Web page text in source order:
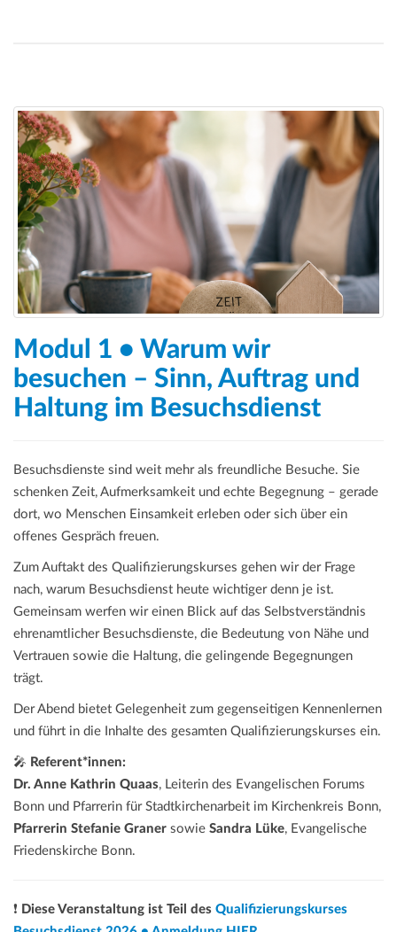
Modul 1 • Warum wir
besuchen – Sinn, Auftrag und
Haltung im Besuchsdienst
Besuchsdienste sind weit mehr als freundliche Besuche. Sie
schenken Zeit, Aufmerksamkeit und echte Begegnung – gerade
dort, wo Menschen Einsamkeit erleben oder sich über ein
offenes Gespräch freuen.
Zum Auftakt des Qualifizierungskurses gehen wir der Frage
nach, warum Besuchsdienst heute wichtiger denn je ist.
Gemeinsam werfen wir einen Blick auf das Selbstverständnis
ehrenamtlicher Besuchsdienste, die Bedeutung von Nähe und
Vertrauen sowie die Haltung, die gelingende Begegnungen
trägt.
Der Abend bietet Gelegenheit zum gegenseitigen Kennenlernen
und führt in die Inhalte des gesamten Qualifizierungskurses ein.
🎤 Referent*innen:
Dr. Anne Kathrin Quaas, Leiterin des Evangelischen Forums
Bonn und Pfarrerin für Stadtkirchenarbeit im Kirchenkreis Bonn,
Pfarrerin Stefanie Graner sowie Sandra Lüke, Evangelische
Friedenskirche Bonn.
❗ Diese Veranstaltung ist Teil des Qualifizierungskurses